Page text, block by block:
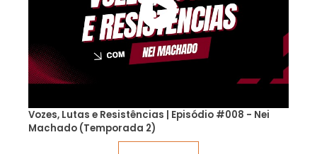
Vozes, Lutas e Resistências | Episódio #008 - Nei
Machado (Temporada 2)